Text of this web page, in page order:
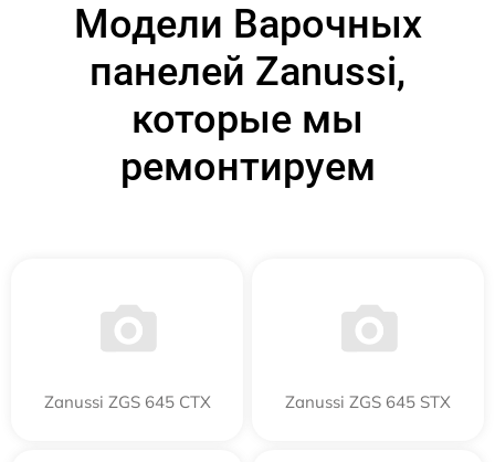
Модели Варочных
панелей Zanussi,
которые мы
ремонтируем
Zanussi ZGS 645 CTX Zanussi ZGS 645 STX